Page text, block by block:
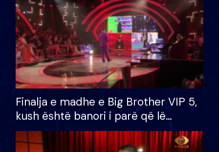
Finalja e madhe e Big Brother VIP 5,
kush është banori i parë që lë
shtëpinë dhe humb mundësinë për
të fituar çmimin e madh